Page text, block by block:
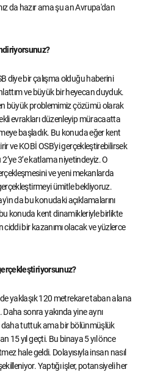
da hazır ama şu an Avrupa'dan
diye bir çalışma olduğu haberini
ve büyük bir heyecan duyduk.
büyük problemimiz çözümü olarak
evrakları düzenleyip müracaatta
başladık. Bu konuda eğer kent
ve KOBİ OSB'yi gerçekleştirebilirsek
3’e katlama niyetindeyiz. O
ve yeni mekanlarda
ümitle bekliyoruz.
da bu konudaki açıklamalarını
konuda kent dinamikleriyle birlikte
bir kazanımı olacak ve yüzlerce
yaklaşık 120 metrekare taban alana
sonra yakında yine aynı
tuttuk ama bir bölünmüşlük
15 yıl geçti. Bu binaya 5 yıl önce
hale geldi. Dolayısıyla insan nasıl
Yaptığı işler, potansiyeli her